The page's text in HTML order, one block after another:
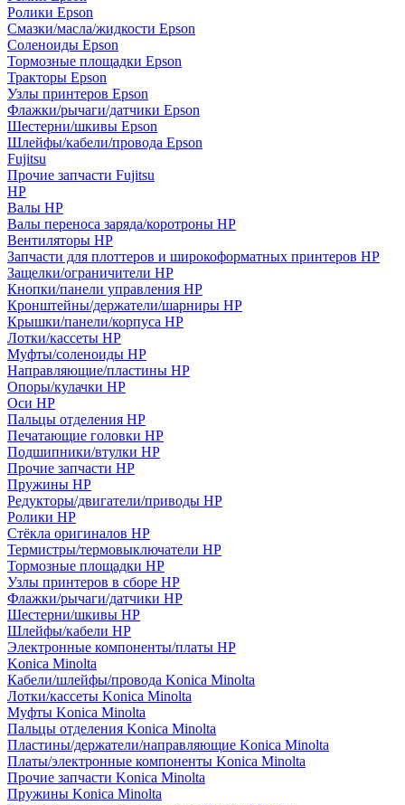
Ролики Epson
Смазки/масла/жидкости Epson
Соленоиды Epson
Тормозные площадки Epson
Тракторы Epson
Узлы принтеров Epson
Флажки/рычаги/датчики Epson
Шестерни/шкивы Epson
Шлейфы/кабели/провода Epson
Fujitsu
Прочие запчасти Fujitsu
HP
Валы HP
Валы переноса заряда/коротроны HP
Вентиляторы HP
Запчасти для плоттеров и широкоформатных принтеров HP
Защелки/ограничители HP
Кнопки/панели управления HP
Кронштейны/держатели/шарниры HP
Крышки/панели/корпуса HP
Лотки/кассеты HP
Муфты/соленоиды HP
Направляющие/пластины HP
Опоры/кулачки HP
Оси HP
Пальцы отделения HP
Печатающие головки HP
Подшипники/втулки HP
Прочие запчасти HP
Пружины HP
Редукторы/двигатели/приводы HP
Ролики HP
Стёкла оригиналов HP
Термистры/термовыключатели HP
Тормозные площадки HP
Узлы принтеров в сборе HP
Флажки/рычаги/датчики HP
Шестерни/шкивы HP
Шлейфы/кабели HP
Электронные компоненты/платы HP
Konica Minolta
Кабели/шлейфы/провода Konica Minolta
Лотки/кассеты Konica Minolta
Муфты Konica Minolta
Пальцы отделения Konica Minolta
Пластины/держатели/направляющие Konica Minolta
Платы/электронные компоненты Konica Minolta
Прочие запчасти Konica Minolta
Пружины Konica Minolta